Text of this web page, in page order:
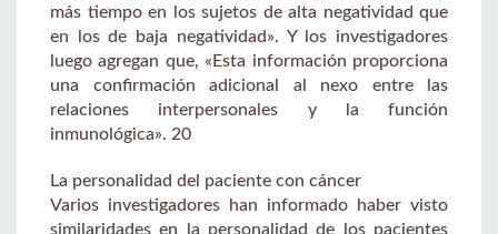
más tiempo en los sujetos de alta negatividad que
en los de baja negatividad». Y los investigadores
luego agregan que, «Esta información proporciona
una confirmación adicional al nexo entre las
relaciones interpersonales y la función
inmunológica». 20
La personalidad del paciente con cáncer
Varios investigadores han informado haber visto
similaridades en la personalidad de los pacientes